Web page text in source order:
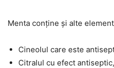
Menta conține și alte
Cineolul care este
Citralul cu efect